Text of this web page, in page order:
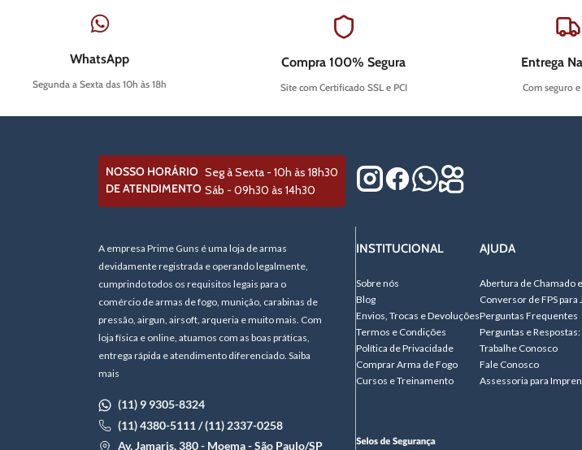
WhatsApp
Segunda a Sexta das 10h às 18h
Compra 100% Segura
Site com Certificado SSL e PCI
Entrega
Com seguro
NOSSO HORÁRIO
DE ATENDIMENTO
Seg à Sexta - 10h às 18h30
Sáb - 09h30 às 14h30
A empresa Prime Guns é uma loja de armas
devidamente registrada e operando legalmente,
cumprindo todos os requisitos legais para o
comércio de armas de fogo, munição, carabinas de
pressão, airgun, airsoft, arqueria e muito mais. Com
loja física e online, atuamos com as boas práticas,
entrega rápida e atendimento diferenciado. Saiba
mais
(11) 9 9305-8324
(11) 4380-5111 / (11) 2337-0258
Av. Jamaris, 380 - Moema - São Paulo/SP
INSTITUCIONAL
Sobre nós
Blog
Envios, Trocas e Devoluções
Termos e Condições
Política de Privacidade
Comprar Arma de Fogo
Cursos e Treinamento
AJUDA
Abertura de Chamado
Conversor de FPS para
Perguntas Frequentes
Perguntas e
Trabalhe Conosco
Fale Conosco
Assessoria para